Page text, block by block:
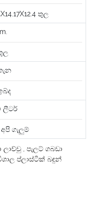
තුල
ලීටර්
අපි ගැලුම්
ලාච්චු
පැලට් ගබඩා
ප්ලාස්ටික් බඳුන්